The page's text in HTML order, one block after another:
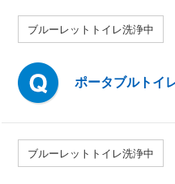
ブルーレットトイレ洗浄中
ポータブルトイ
ブルーレットトイレ洗浄中